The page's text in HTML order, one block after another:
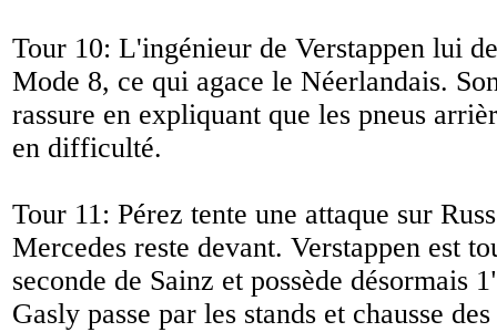
Tour 10: L'ingénieur de Verstappen lui
Mode 8, ce qui agace le Néerlandais.
rassure en expliquant que les pneus
en difficulté.
Tour 11: Pérez tente une attaque sur
Mercedes reste devant. Verstappen est
seconde de Sainz et possède désormais
Gasly passe par les stands et chausse